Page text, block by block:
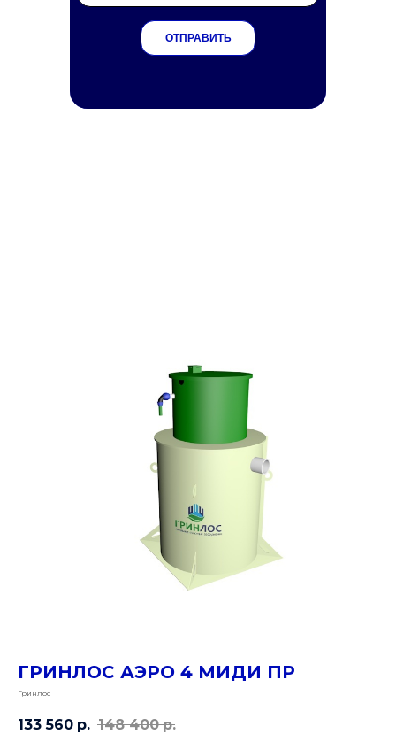
ОТПРАВИТЬ
ГРИНЛОС АЭРО 4 МИДИ ПР
Гринлос
133 560 р. 148 400 р.